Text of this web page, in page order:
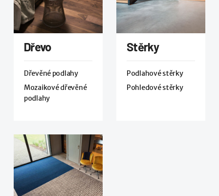
Dřevo
Dřevěné podlahy
Mozaikové dřevěné
podlahy
Stěrky
Podlahové stěrky
Pohledové stěrky